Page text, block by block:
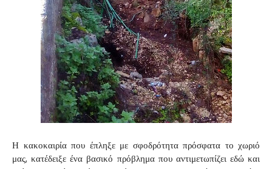
Η κακοκαιρία που έπληξε με σφοδρότητα πρόσφατα το χωριό
μας, κατέδειξε ένα βασικό πρόβλημα που αντιμετωπίζει εδώ και